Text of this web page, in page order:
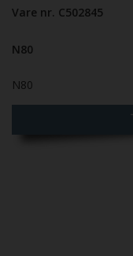
Vare nr. C502845
N80
N80